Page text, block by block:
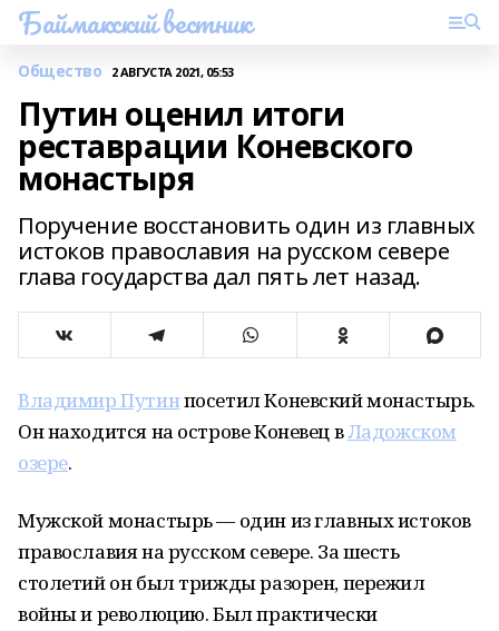
Баймакский вестник
Общество 2 АВГУСТА 2021, 05:53
Путин оценил итоги
реставрации Коневского
монастыря
Поручение восстановить один из главных
истоков православия на русском севере
глава государства дал пять лет назад.
Владимир Путинпосетил Коневский монастырь.
Он находится на острове Коневец вЛадожском
озере.
Мужской монастырь — один из главных истоков
православия на русском севере. За шесть
столетий он был трижды разорен, пережил
войны и революцию. Был практически